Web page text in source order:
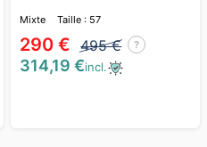
Mixte Taille : 57
290 € 495 € ?
314,19 €incl.